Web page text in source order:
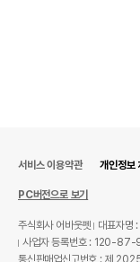
서비스 이용약관 개인정보
PC버전으로 보기
주식회사 어바웃펫
대표자명
사업자 등록번호 : 120-
통신판매업신고번호 : 제